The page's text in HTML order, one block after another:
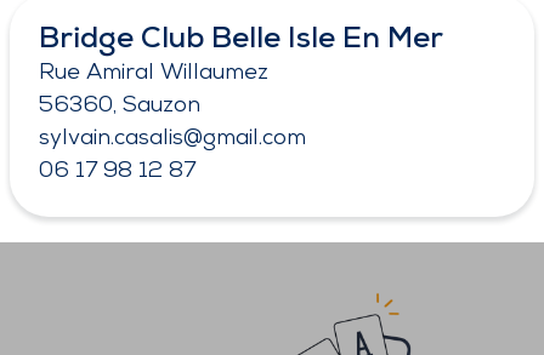
Bridge Club Belle Isle En Mer
Rue Amiral Willaumez
56360, Sauzon
sylvain.casalis@gmail.com
06 17 98 12 87